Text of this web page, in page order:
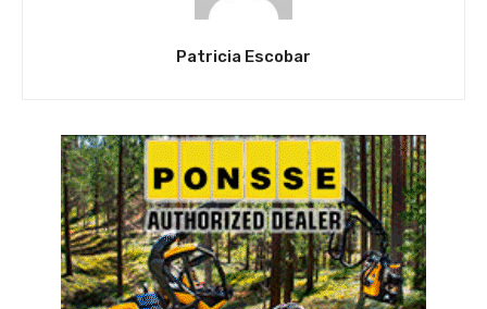
Patricia Escobar